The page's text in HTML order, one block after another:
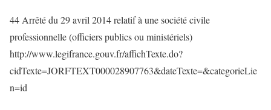
44 Arrêté du 29 avril 2014 relatif à une société civile
professionnelle (officiers publics ou ministériels)
http://www.legifrance.gouv.fr/affichTexte.do?
cidTexte=JORFTEXT000028907763&dateTexte=&categorieLie
n=id